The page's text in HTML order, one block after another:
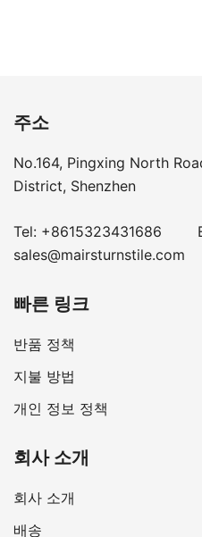
주소
No.164, Pingxing North
District, Shenzhen
Tel: +8615323431686
sales@mairsturnstile.com
빠른 링크
반품 정책
지불 방법
개인 정보 정책
회사 소개
회사 소개
배송